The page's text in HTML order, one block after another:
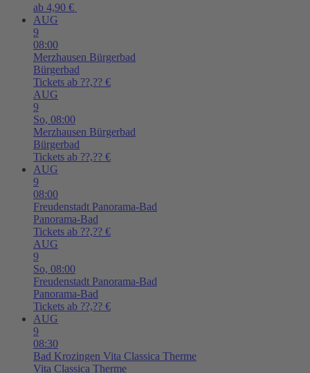
ab 4,90 €
AUG
9
08:00
Merzhausen Bürgerbad
Bürgerbad
Tickets ab ??,?? €
AUG
9
So, 08:00
Merzhausen Bürgerbad
Bürgerbad
Tickets ab ??,?? €
AUG
9
08:00
Freudenstadt Panorama-Bad
Panorama-Bad
Tickets ab ??,?? €
AUG
9
So, 08:00
Freudenstadt Panorama-Bad
Panorama-Bad
Tickets ab ??,?? €
AUG
9
08:30
Bad Krozingen Vita Classica Therme
Vita Classica Therme